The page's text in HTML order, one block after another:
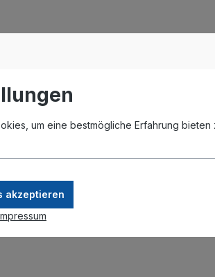
Kit RMK 2/10"
CRS310-1G-5S-4S+IN
um eine bestmögliche Erfahrung bieten
akzeptieren